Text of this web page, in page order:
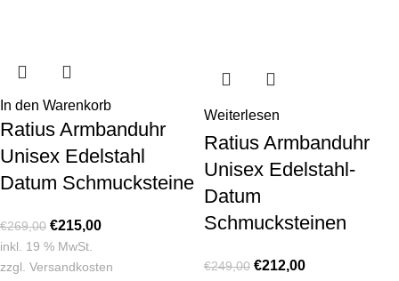
In den Warenkorb
Ratius Armbanduhr
Unisex Edelstahl
Datum Schmucksteine
€269,00 €215,00
inkl. 19 % MwSt.
zzgl. Versandkosten
Weiterlesen
Ratius Armbanduhr
Unisex Edelstahl-
Datum
Schmucksteinen
€249,00 €212,00